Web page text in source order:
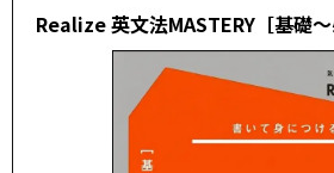
Realize 英文法MASTERY［基礎～